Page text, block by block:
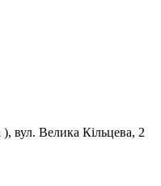
вул. Велика Кільцева, 2